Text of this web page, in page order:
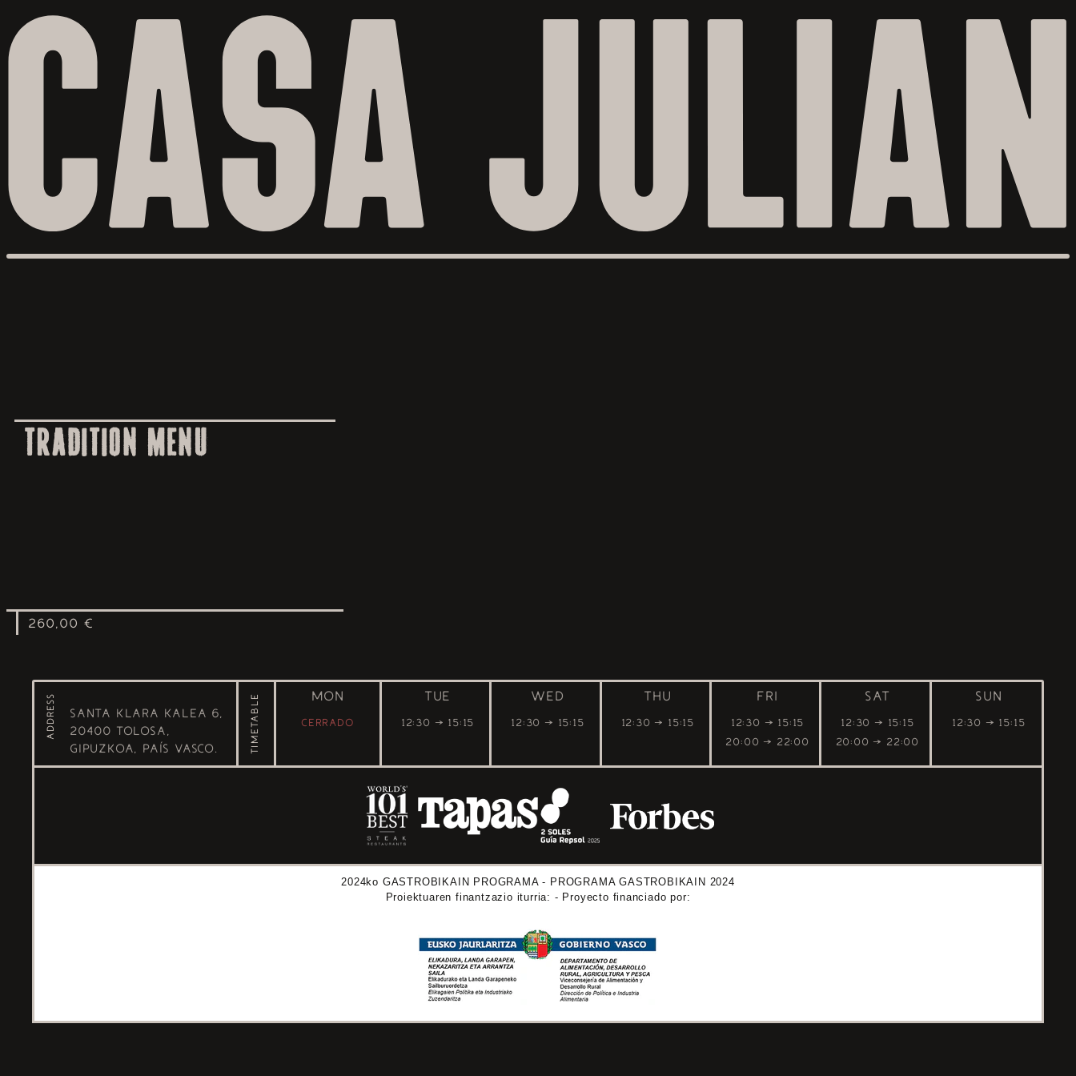
Skip to
content
TRADITION MENU
Regular
260,00 €
ADDRESS Santa Klara Kalea 6,
20400 Tolosa,
Gipuzkoa, País Vasco. TIMETABLE MON
Cerrado
TUE
12:30 → 15:15
WED
12:30 → 15:15
THU
12:30 → 15:15
FRI
12:30 → 15:15
20:00 → 22:00
SAT
12:30 → 15:15
20:00 → 22:00
SUN
12:30 → 15:15
2024ko GASTROBIKAIN PROGRAMA - PROGRAMA GASTROBIKAIN 2024
Proiektuaren finantzazio iturria: - Proyecto financiado por: